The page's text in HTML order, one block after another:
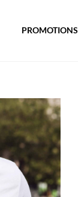
PROMOTIONS